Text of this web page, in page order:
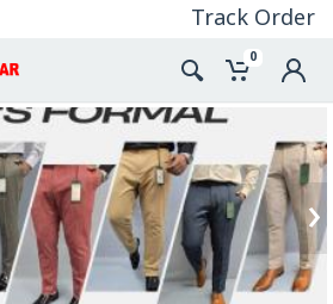
Track Order
0
›